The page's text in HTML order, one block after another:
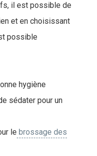
il est possible de
et en choisissant
possible
hygiène
sédater pour un
le brossage des